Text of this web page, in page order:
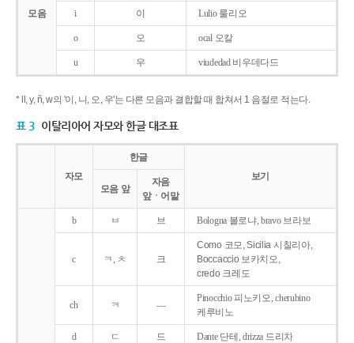
모음 i 이 Lulio 룰리오
o 오 ocal 오칼
u 우 viudedad 비우데다드
* ll, y, ñ, w의 '이, 니, 오, 우'는 다른 모음과 결합할 때 합쳐서 1 음절로 적는다.
표 3 이탈리아어 자모와 한글 대조표
자모
한글
보기
모음 앞
자음
앞ㆍ어말
b ㅂ 브 Bologna 볼로냐, bravo 브라보
c ㅋ, ㅊ 크
Como 코모, Sicilia 시칠리아,
Boccaccio 보카치오,
credo 크레도
ch ㅋ ―
Pinocchio 피노키오, cherubino
케루비노
d ㄷ 드 Dante 단테, drizza 드리차